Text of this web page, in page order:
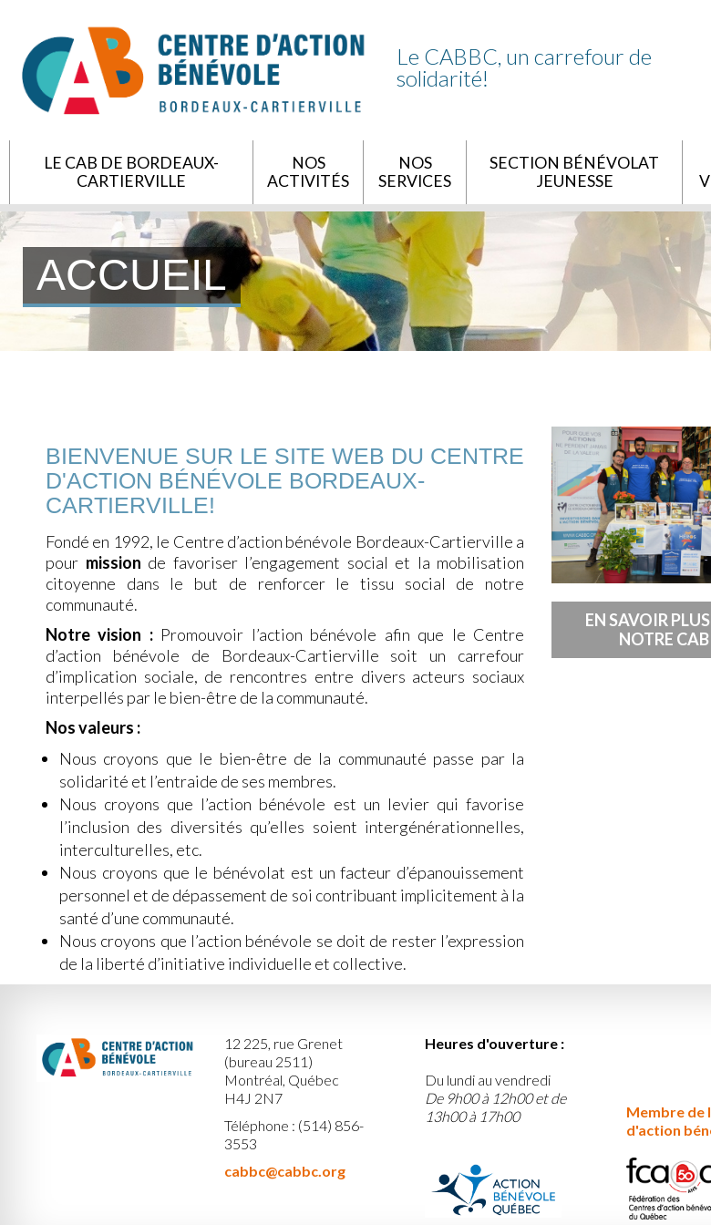
Le CABBC, un carrefour de
solidarité!
LE CAB DE BORDEAUX-
CARTIERVILLE
NOS
ACTIVITÉS
NOS
SERVICES
SECTION BÉNÉVOLAT
JEUNESSE
ACCUEIL
BIENVENUE SUR LE SITE WEB DU CENTRE
D'ACTION BÉNÉVOLE BORDEAUX-
CARTIERVILLE!
Fondé en 1992, le Centre d’action bénévole Bordeaux-Cartierville a
pour mission de favoriser l’engagement social et la mobilisation
citoyenne dans le but de renforcer le tissu social de notre
communauté.
Notre vision :Promouvoir l’action bénévole afin que le Centre
d’action bénévole de Bordeaux-Cartierville soit un carrefour
d’implication sociale, de rencontres entre divers acteurs sociaux
interpellés par le bien-être de la communauté.
Nos valeurs :
Nous croyons que le bien-être de la communauté passe par la
solidarité et l’entraide de ses membres.
Nous croyons que l’action bénévole est un levier qui favorise
l’inclusion des diversités qu’elles soient intergénérationnelles,
interculturelles, etc.
Nous croyons que le bénévolat est un facteur d’épanouissement
personnel et de dépassement de soi contribuant implicitement à la
santé d’une communauté.
Nous croyons que l’action bénévole se doit de rester l’expression
de la liberté d’initiative individuelle et collective.
EN SAVOIR
NOTRE CAB
12 225, rue Grenet
(bureau 2511)
Montréal, Québec
H4J 2N7
Téléphone : (514) 856-
3553
cabbc@cabbc.org
Heures d'ouverture :
Du lundi au vendredi
De 9h00 à 12h00 et de
13h00 à 17h00
Membre de
d'action